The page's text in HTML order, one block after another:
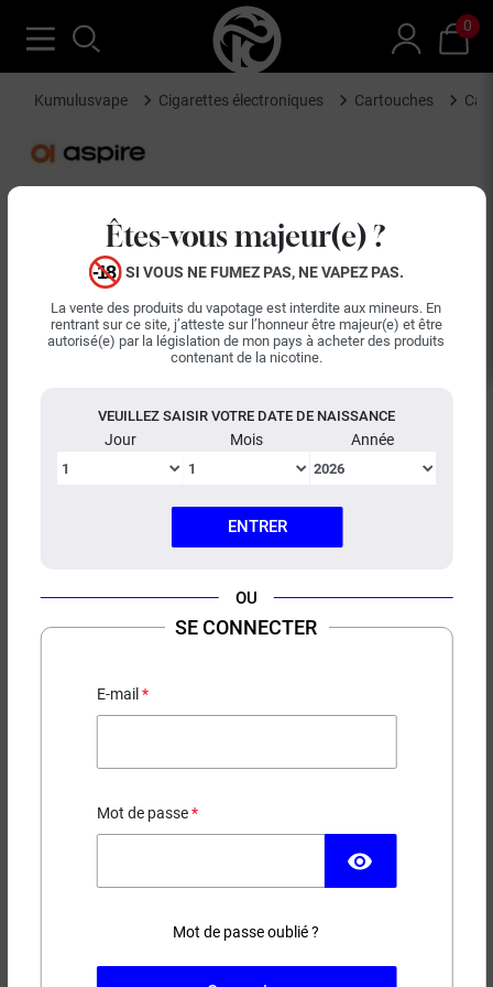
Êtes-vous majeur(e) ?
SI VOUS NE FUMEZ PAS, NE VAPEZ PAS.
La vente des produits du vapotage est interdite aux mineurs. En
rentrant sur ce site, j’atteste sur l’honneur être majeur(e) et être
autorisé(e) par la législation de mon pays à acheter des produits
contenant de la nicotine.
VEUILLEZ SAISIR VOTRE DATE DE NAISSANCE
Jour Mois Année
ENTRER
OU
SE CONNECTER
E-mail
Mot de passe
visibility
Mot de passe oublié ?
0
Kumulusvape Cigarettes électroniques Cartouches
CARTOUCHES FLUFFI ASPIRE
Pour Fluffi
EN STOCK
Couleur Ohms